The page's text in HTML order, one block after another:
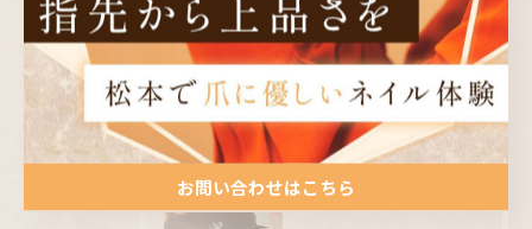
BLACKおまかせ🖤
2026/08/09
朝の運動💪
お問い合わせはこちら